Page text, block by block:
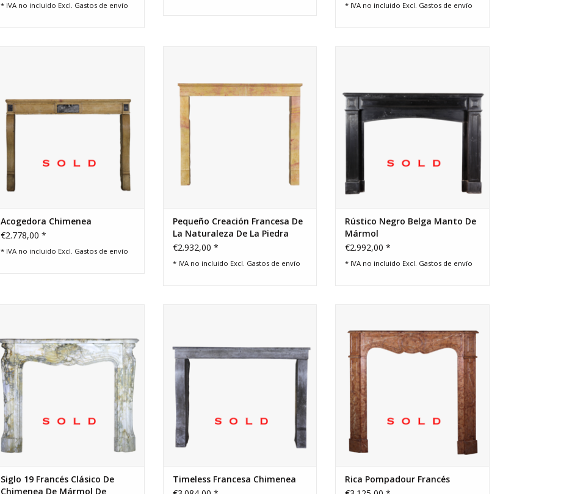
* IVA no incluido Excl. Gastos de envío * IVA no incluido Excl. Gastos de envío
Acogedora Chimenea
€2.778,00 *
* IVA no incluido Excl. Gastos de envío
AÑADIR A LA CESTA
Pequeño Creación Francesa De
La Naturaleza De La Piedra
Caliza Chimenea Surround
€2.932,00 *
* IVA no incluido Excl. Gastos de envío
Rústico Negro Belga Manto De
Mármol
€2.992,00 *
* IVA no incluido Excl. Gastos de envío
Siglo 19 Francés Clásico De
Chimenea De Mármol De
Timeless Francesa Chimenea
Rica Pompadour Francés